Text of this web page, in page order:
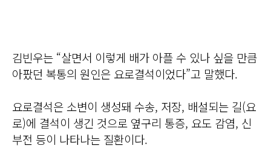
김빈우는 “살면서 이렇게 배가 아플 수 있나 싶을 만큼
아팠던 복통의 원인은 요로결석이었다”고 말했다.
요로결석은 소변이 생성돼 수송, 저장, 배설되는 길(요
로)에 결석이 생긴 것으로 옆구리 통증, 요도 감염, 신
부전 등이 나타나는 질환이다.